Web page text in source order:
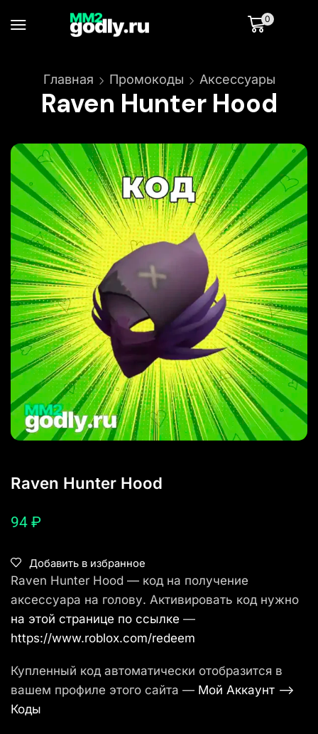
0
Главная Промокоды Аксессуары
Raven Hunter Hood
Raven Hunter Hood
94 ₽
Добавить в избранное
Raven Hunter Hood — код на получение
аксессуара на голову. Активировать код нужно
на этой странице по ссылке —
https://www.roblox.com/redeem
Купленный код автоматически отобразится в
вашем профиле этого сайта — Мой Аккаунт —>
Коды